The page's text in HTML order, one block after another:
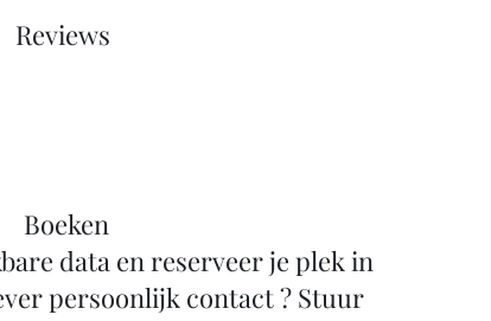
Reviews ​
Boeken
data en reserveer je plek in
persoonlijk contact ? Stuur